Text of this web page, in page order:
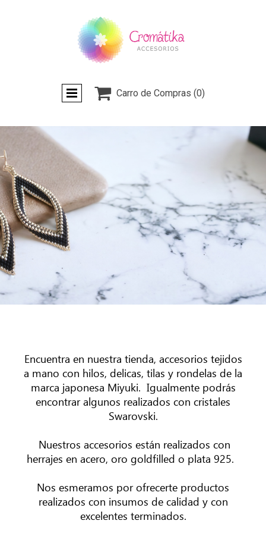
 Carro de Compras (0)
Encuentra en nuestra tienda, accesorios tejidos
a mano con hilos, delicas, tilas y rondelas de la
marca japonesa Miyuki. Igualmente podrás
encontrar algunos realizados con cristales
Swarovski.
Nuestros accesorios están realizados con
herrajes en acero, oro goldfilled o plata 925.
Nos esmeramos por ofrecerte productos
realizados con insumos de calidad y con
excelentes terminados.